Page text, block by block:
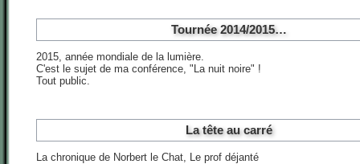
Tournée 2014/2015…
2015, année mondiale de la lumière.
C'est le sujet de ma conférence, "La nuit noire" !
Tout public.
La tête au carré
La chronique de Norbert le Chat, Le prof déjanté